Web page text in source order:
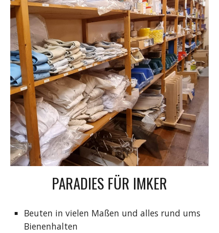
PARADIES FÜR IMKER
Beuten in vielen Maßen und alles rund ums
Bienenhalten